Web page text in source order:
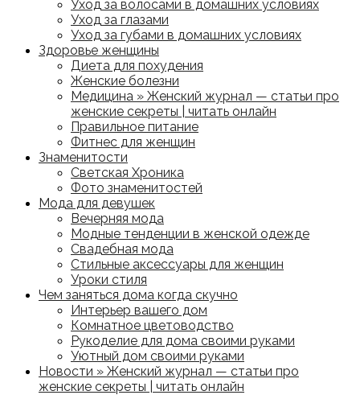
Уход за волосами в домашних условиях
Уход за глазами
Уход за губами в домашних условиях
Здоровье женщины
Диета для похудения
Женские болезни
Медицина » Женский журнал — статьи про
женские секреты | читать онлайн
Правильное питание
Фитнес для женщин
Знаменитости
Светская Хроника
Фото знаменитостей
Мода для девушек
Вечерняя мода
Модные тенденции в женской одежде
Свадебная мода
Стильные аксессуары для женщин
Уроки стиля
Чем заняться дома когда скучно
Интерьер вашего дом
Комнатное цветоводство
Рукоделие для дома своими руками
Уютный дом своими руками
Новости » Женский журнал — статьи про
женские секреты | читать онлайн